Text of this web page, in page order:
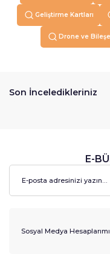
Geliştirme Kartları
Drone ve
Son İnceledikleriniz
E-
Sosyal Medya